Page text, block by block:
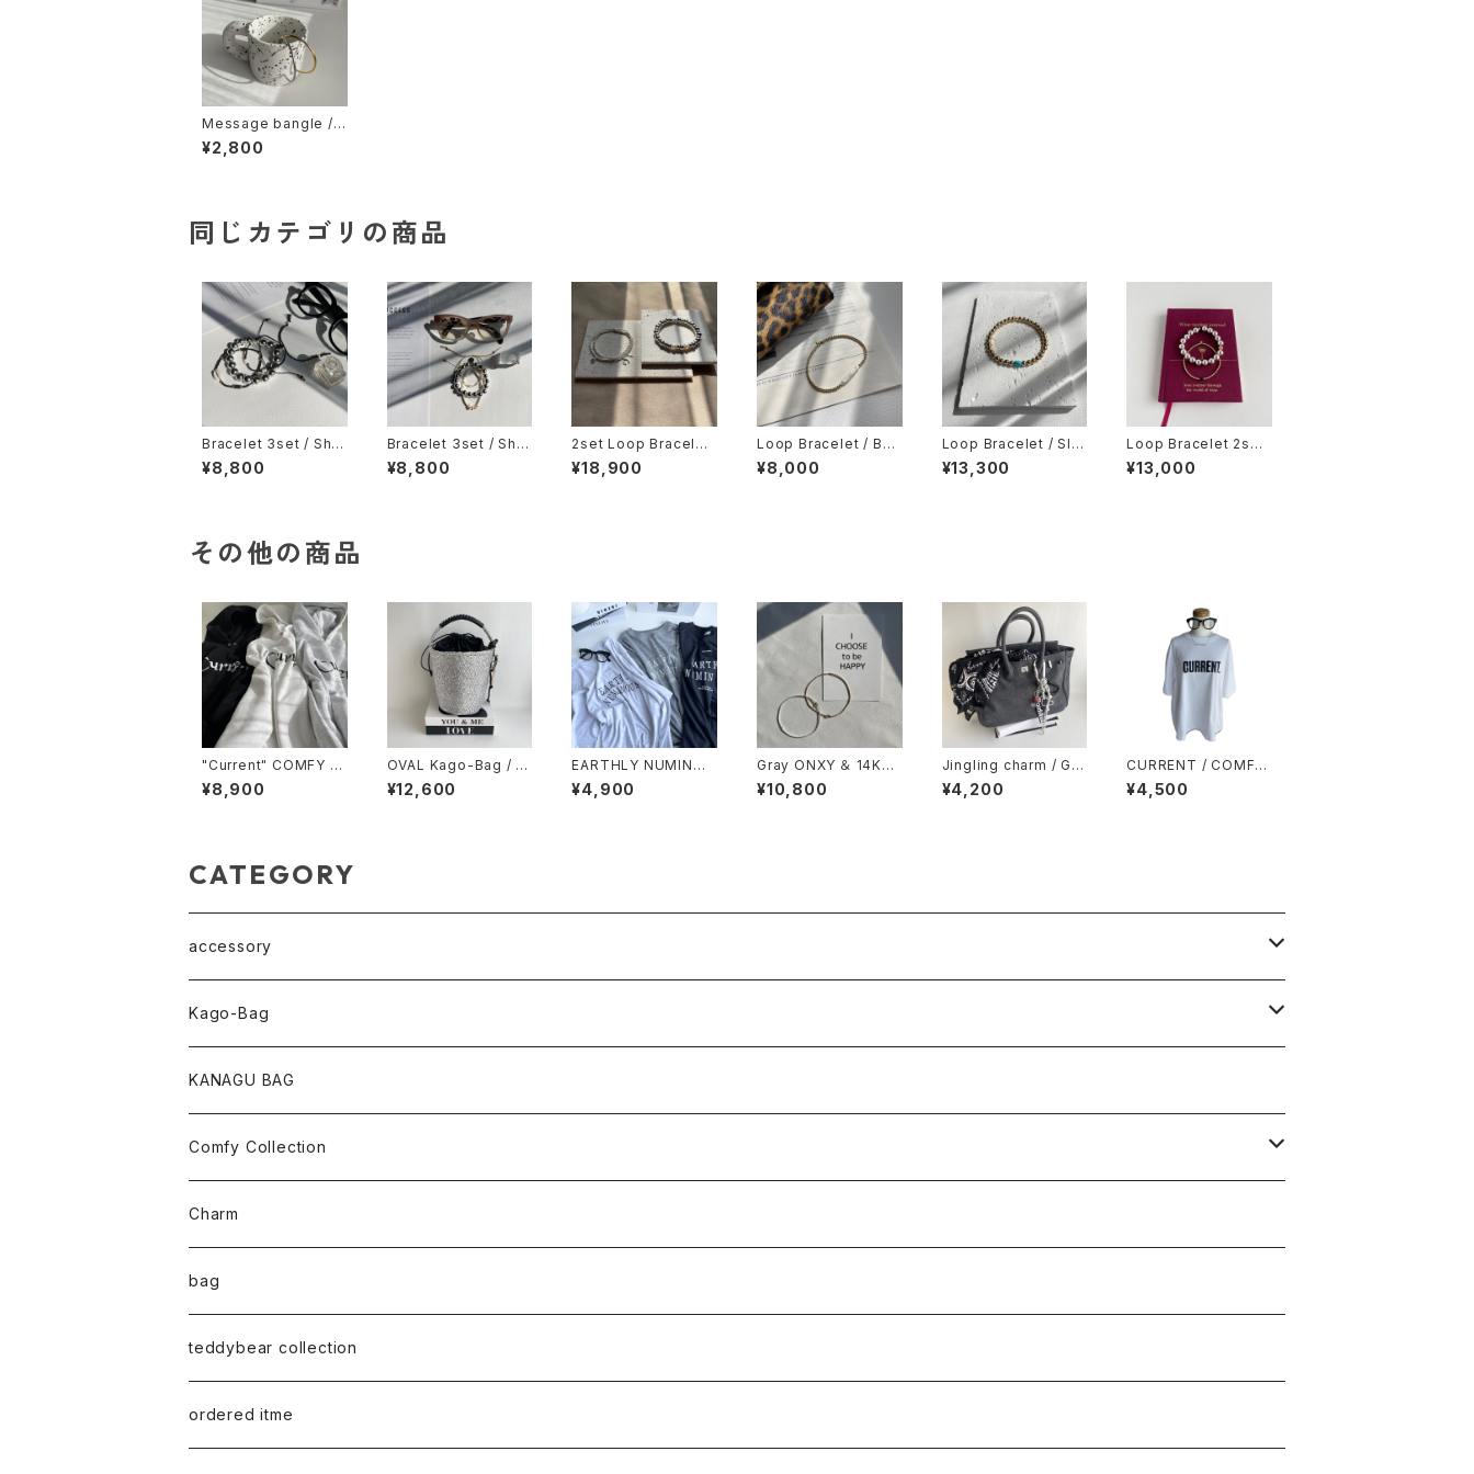
Message bangle / g
old or silver
¥2,800
同じカテゴリの商品
Bracelet 3set / Shel
l Cord x Loop Silver
/ Black / ブレスレット
¥8,800
Bracelet 3set / Shel
l Bead Cord x Loop
Silver / Ivory / ブレス
¥8,800
2set Loop Bracelet
/ Pearl＆Lucky char
m / silver / ブレスレッ
¥18,900
Loop Bracelet / Bar
oque bar Pearl x 14
kgf / ブレスレット
¥8,000
Loop Bracelet / Sle
eping Beauty Turqu
oise x 14kgf / ブレス
¥13,300
Loop Bracelet 2set
/ Silver x 14kgf / On
yx / ブレスレット
¥13,000
その他の商品
"Current" COMFY Bi
g Silhouette Hoodi
e / BLACK / WHITE /
¥8,900
OVAL Kago-Bag / W
IDE SIZE / スマイルチ
ャーム＆巾着ポーチ付
¥12,600
EARTHLY NUMINOU
S / BIG loose TEE
¥4,900
Gray ONXY ＆ 14KGF
/ ストレッチ ループ アン
クレット
¥10,800
Jingling charm / Go
od Vibes
¥4,200
CURRENT / COMFY
BIG TEE / WHITE
¥4,500
CATEGORY
accessory
pearl Collection
loop Collection
necklace
bracelet
anklet
earring
Kago-Bag
Oval / onehandle
shoulder
M size
L size
ML（12ｘ8）
tote style
KANAGU BAG
Comfy Collection
T-shirt
Long sleeve
Sweat
Charm
bag
teddybear collection
ordered itme